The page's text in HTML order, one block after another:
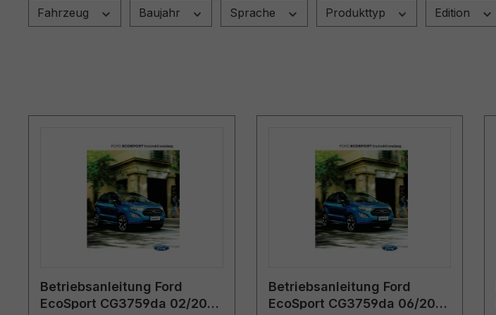
Fahrzeug Baujahr Sprache Produkttyp Edition
Betriebsanleitung Ford
EcoSport CG3759da 02/2019
Betriebsanleitung Ford
EcoSport CG3759da 06/2018